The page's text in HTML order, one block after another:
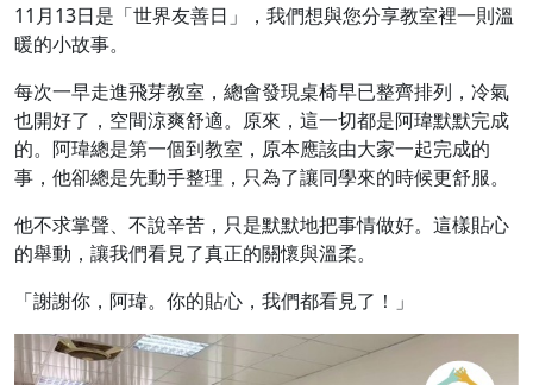
11月13日是「世界友善日」，我們想與您分享教室裡一則溫
暖的小故事。
每次一早走進飛芽教室，總會發現桌椅早已整齊排列，冷氣
也開好了，空間涼爽舒適。原來，這一切都是阿瑋默默完成
的。阿瑋總是第一個到教室，原本應該由大家一起完成的
事，他卻總是先動手整理，只為了讓同學來的時候更舒服。
他不求掌聲、不說辛苦，只是默默地把事情做好。這樣貼心
的舉動，讓我們看見了真正的關懷與溫柔。
「謝謝你，阿瑋。你的貼心，我們都看見了！」